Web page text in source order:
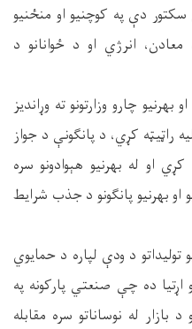
دې په کوچنیو او منځنیو
معادن، انرژي او د ځوانانو د
چارو وزارتونو ته وړاندیز
راټیټه کړي، د پانګونې د جواز
او له بهرنیو هېوادونو سره
او بهرنیو پانګونو د جذب شرایط
تولیداتو د ودې لپاره د حمایوي
ده چې صنعتي پارکونه په
بازار له نوساناتو سره مقابله